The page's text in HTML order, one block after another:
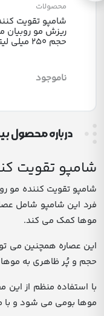
محصولات
شامپو تقویت
ریزش مو روبیان
حجم 250 میلی لیتر
ناموجود
درباره محصول
شامپو تقویت
فرد این شامپو شامل
موها کمک می کند.
این عصاره همچنین می
حجم و پُر ظاهری به موها
با استفاده منظم از
موها بومی می شود و با